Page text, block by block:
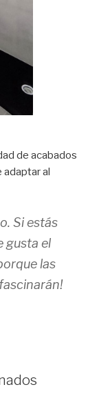
de acabados
adaptar al
Si estás
gusta el
las